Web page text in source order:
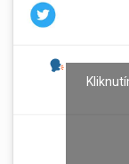
Luka
in the
comes
coach. I'm
want to do,